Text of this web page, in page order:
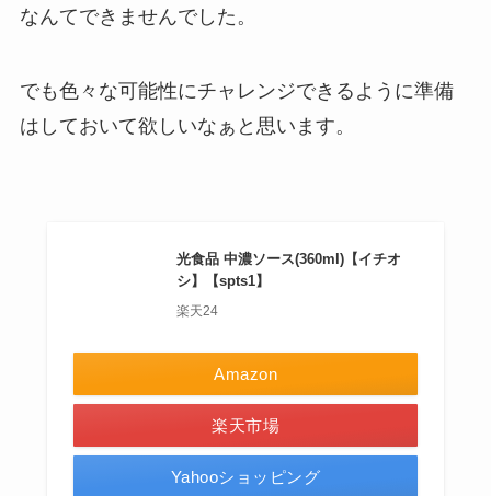
なんてできませんでした。
でも色々な可能性にチャレンジできるように準備
はしておいて欲しいなぁと思います。
光食品 中濃ソース(360ml)【イチオ
シ】【spts1】
楽天24
Amazon
楽天市場
Yahooショッピング